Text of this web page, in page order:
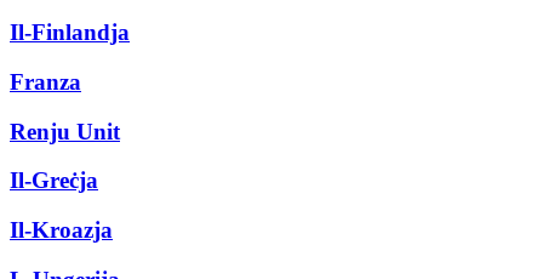
Il-Finlandja
Franza
Renju Unit
Il-Greċja
Il-Kroazja